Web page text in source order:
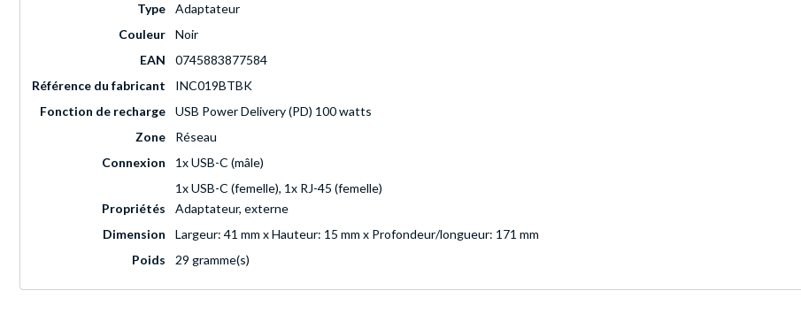
Type
Adaptateur
Couleur
Noir
EAN
0745883877584
Référence du fabricant
INC019BTBK
Fonction de recharge
USB Power Delivery (PD) 100 watts
Zone
Réseau
Connexion
1x USB-C (mâle)
1x USB-C (femelle), 1x RJ-45 (femelle)
Propriétés
Adaptateur, externe
Dimension
Largeur: 41 mm x Hauteur: 15 mm x Profondeur/longueur: 171 mm
Poids
29 gramme(s)